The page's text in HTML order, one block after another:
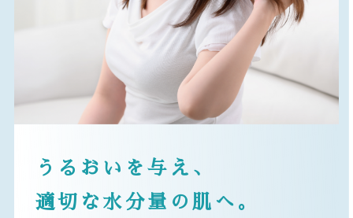
うるおいを与え、
適切な水分量の肌へ。